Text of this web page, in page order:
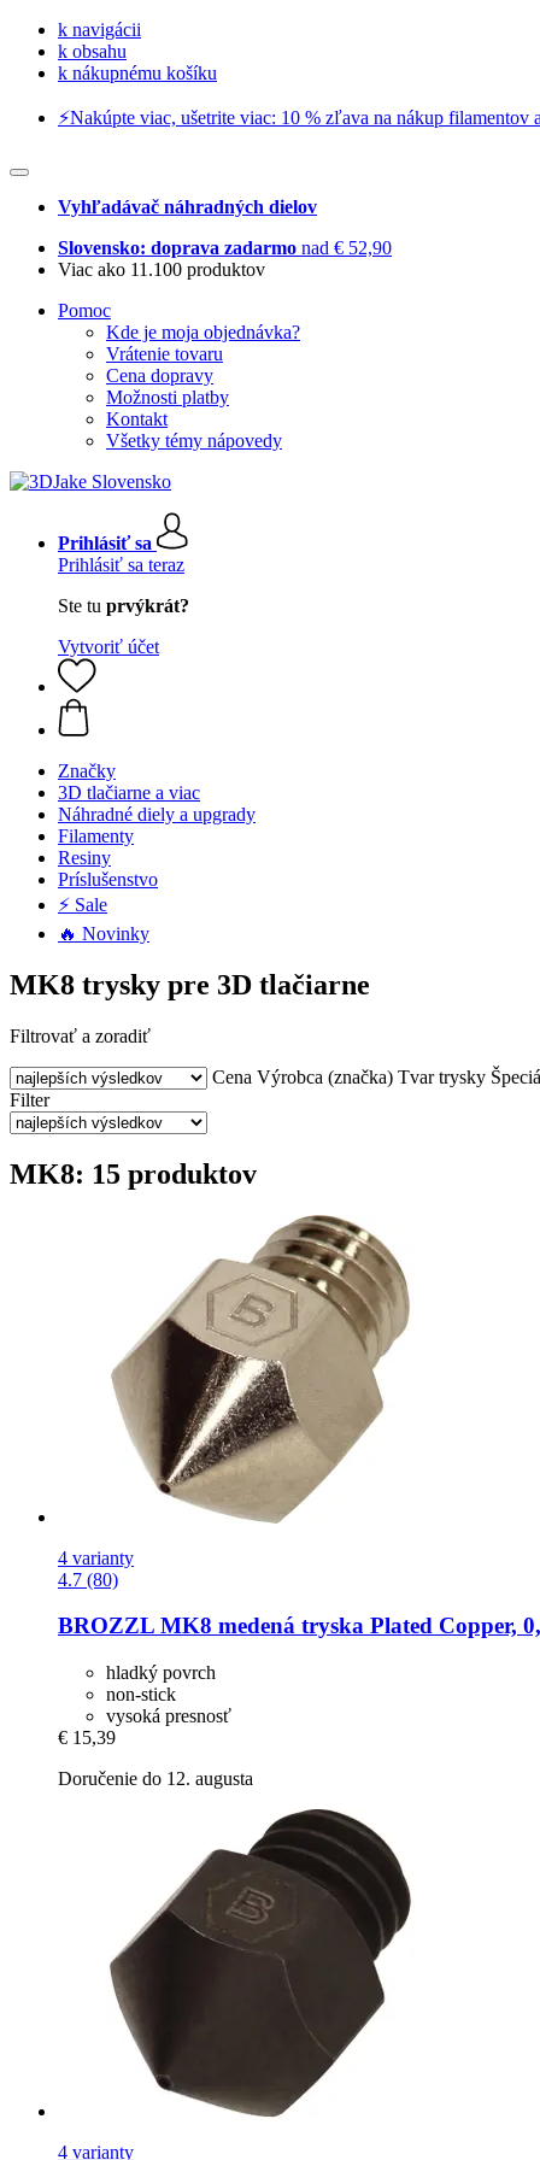
k navigácii
k obsahu
k nákupnému košíku
⚡️Nakúpte viac, ušetrite viac: 10 % zľava na nákup filamentov
Vyhľadávač náhradných dielov
Slovensko: doprava zadarmo nad € 52,90
Viac ako 11.100 produktov
Pomoc
Kde je moja objednávka?
Vrátenie tovaru
Cena dopravy
Možnosti platby
Kontakt
Všetky témy nápovedy
Prihlásiť sa
Prihlásiť sa teraz
Ste tu prvýkrát?
Vytvoriť účet
Značky
3D tlačiarne a viac
Náhradné diely a upgrady
Filamenty
Resiny
Príslušenstvo
⚡ Sale
🔥 Novinky
MK8 trysky pre 3D tlačiarne
Filtrovať a zoradiť
Cena Výrobca (značka) Tvar trysky
Filter
MK8: 15 produktov
4 varianty
4.7 (80)
BROZZL MK8 medená tryska Plated Copper,
hladký povrch
non-stick
vysoká presnosť
€ 15,39
Doručenie do 12. augusta
4 varianty